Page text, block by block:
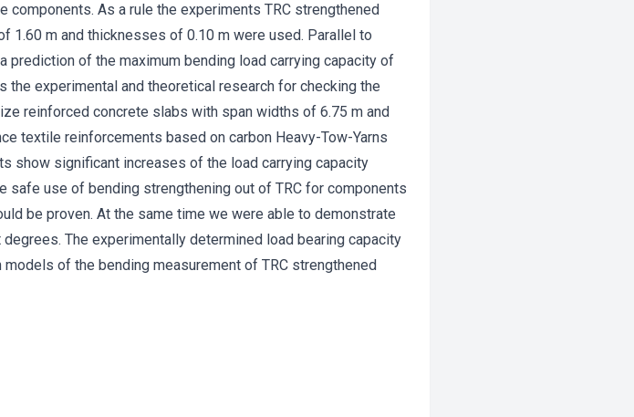
As a rule the experiments TRC strengthened
m and thicknesses of 0.10 m were used. Parallel to
of the maximum bending load carrying capacity of
experimental and theoretical research for checking the
reinforced concrete slabs with span widths of 6.75 m and
textile reinforcements based on carbon Heavy-Tow-Yarns
show significant increases of the load carrying capacity
safe use of bending strengthening out of TRC for components
be proven. At the same time we were able to demonstrate
The experimentally determined load bearing capacity
of the bending measurement of TRC strengthened